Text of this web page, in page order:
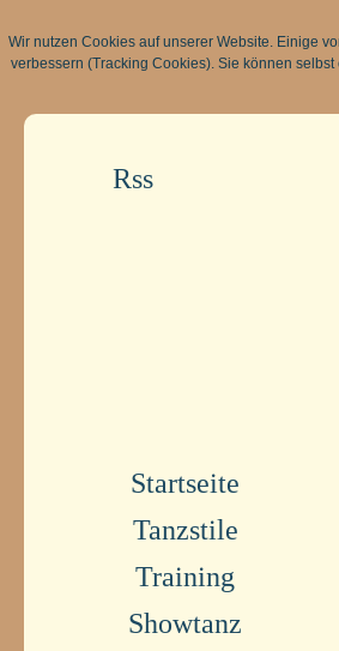
Rss
Startseite
Tanzstile
Training
Showtanz
Wir nutzen Cookies auf unserer Website. Einige
verbessern (Tracking Cookies). Sie können